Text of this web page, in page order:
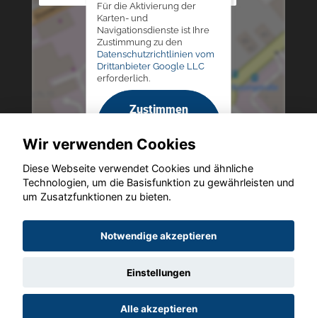
Für die Aktivierung der
Karten- und
Navigationsdienste ist Ihre
Zustimmung zu den
Datenschutzrichtlinien vom
Drittanbieter Google LLC
erforderlich.
Zustimmen
aktivieren
Copyright © 2026. Altmann Autoland
Datenschutz Impressum AGB
Wir verwenden Cookies
Diese Webseite verwendet Cookies und ähnliche
Technologien, um die Basisfunktion zu gewährleisten und
um Zusatzfunktionen zu bieten.
Notwendige akzeptieren
Einstellungen
Alle akzeptieren